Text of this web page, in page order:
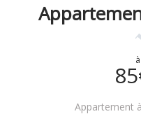
Appartement